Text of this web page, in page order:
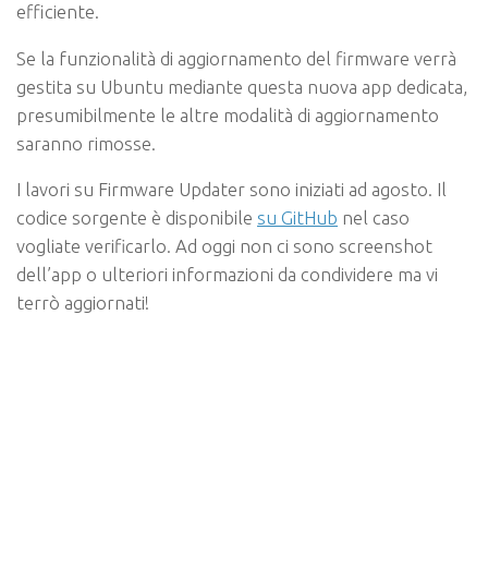
efficiente.
Se la funzionalità di aggiornamento del firmware verrà
gestita su Ubuntu mediante questa nuova app dedicata,
presumibilmente le altre modalità di aggiornamento
saranno rimosse.
I lavori su Firmware Updater sono iniziati ad agosto. Il
codice sorgente è disponibile su GitHub nel caso
vogliate verificarlo. Ad oggi non ci sono screenshot
dell’app o ulteriori informazioni da condividere ma vi
terrò aggiornati!